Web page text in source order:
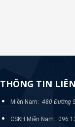
THÔNG TIN
Miền Nam: 480 Đường
CSKH Miền Nam: 096